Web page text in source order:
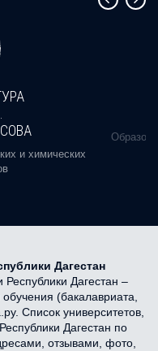
и химических
Дагестан
Дагестан –
(бакалавриата,
Список университетов,
Дагестан по
отзывами, фото,